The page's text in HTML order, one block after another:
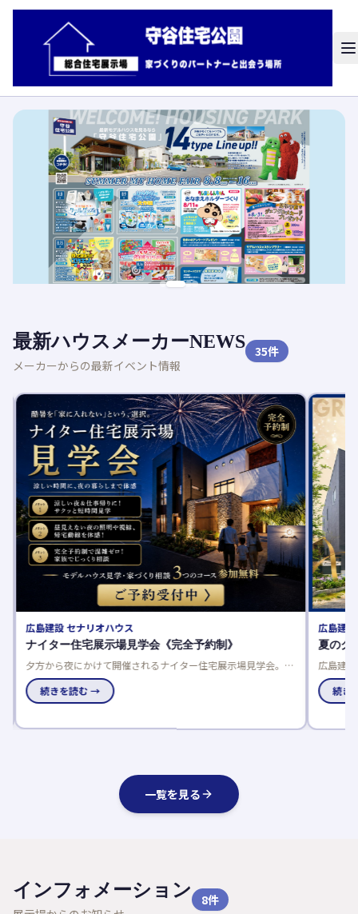
最新ハウスメーカーNEWS
メーカーからの最新イベント情報
35件
広島建設 セナリオハウス
ナイター住宅展示場見学会《完全予約制》
夕方から夜にかけて開催されるナイター住宅展示場見学会。完
全予約制なので、お子様連れでも安心して参加できます。共働
きのご夫婦や日中暑くて外出できない方におすすめです。
続きを読む →
広島建
夏のグ
広島建
催中！
に理想
続き
一覧を見る
インフォメーション 8件